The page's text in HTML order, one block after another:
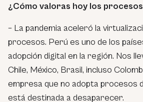
¿Cómo valoras hoy los
– La pandemia aceleró la
procesos. Perú es uno de los
adopción digital en la región. Nos
Chile, México, Brasil, incluso
empresa que no adopta procesos
está destinada a desaparecer.